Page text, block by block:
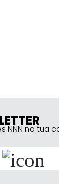
NNN na tua